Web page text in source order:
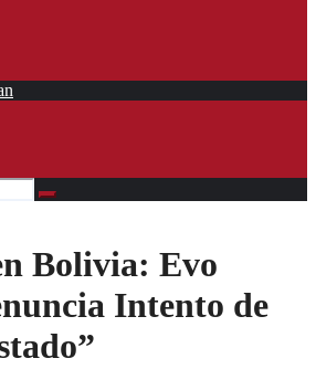
Bolivia: Evo
Intento de